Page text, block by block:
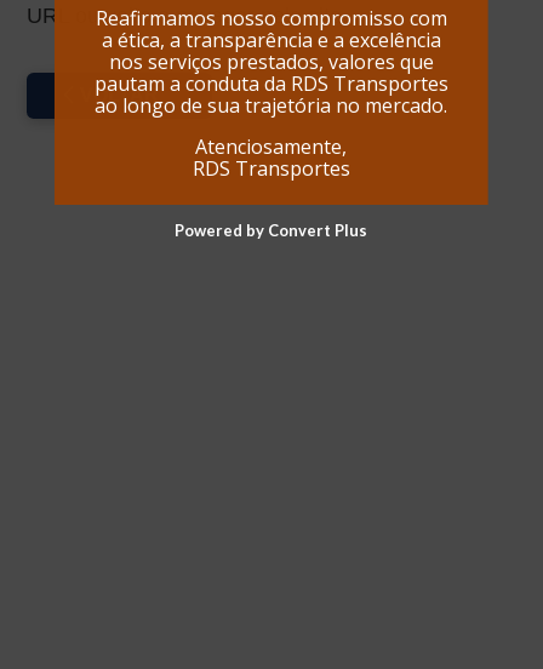
URL ou volte a navegar pelo site.
VOLTAR
Reafirmamos nosso compromisso com
a ética, a transparência e a excelência
nos serviços prestados, valores que
pautam a conduta da RDS Transportes
ao longo de sua trajetória no mercado.
Atenciosamente,
RDS Transportes
Powered by Convert Plus